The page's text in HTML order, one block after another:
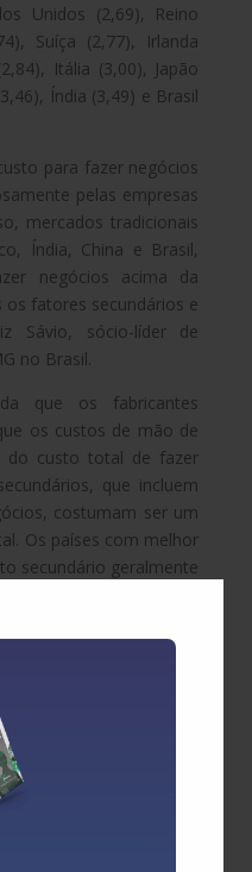
Unidos (2,69), Reino
Suíça (2,77), Irlanda
Itália (3,00), Japão
Índia (3,49) e Brasil
para fazer negócios
pelas empresas
mercados tradicionais
Índia, China e Brasil,
negócios acima da
fatores secundários e
Sávio, sócio-líder de
no Brasil.
que os fabricantes
os custos de mão de
do custo total de fazer
que incluem
costumam ser um
Os países com melhor
secundário geralmente
e Taiwan têm uma
custo são mensurados
do estudo são
várias moedas em